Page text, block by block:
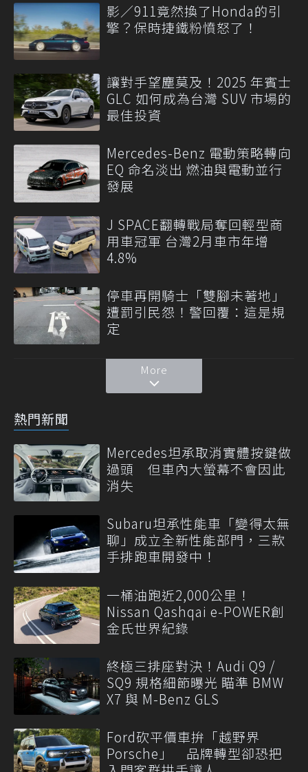
影／911竟然換了Honda的引
擎？保時捷鐵粉憤怒了！
讓對手望塵莫及！2025 年賓士
GLC 如何成為台灣 SUV 市場的
最佳投資
Mercedes-Benz 電動策略轉向
EQ 命名淡出 燃油與電動並行
發展
J SPACE翻轉戰局奪回輕型商
用車冠軍 台灣2月車市年增
4.8%
停車再開騎士「雙腳未著地」
遭罰引民怨！警回覆：這是規
定
More
熱門新聞
Mercedes坦承取消實體按鍵做
過頭 但車內大螢幕不會因此
消失
Subaru坦承性能車「變得太無
聊」成立全新性能部門，三款
手排跑車開發中！
一桶油跑近2,000公里！
Nissan Qashqai e-POWER創
金氏世界紀錄
終極三排座對決！Audi Q9 /
SQ9 規格細節曝光 瞄準 BMW
X7 與 M-Benz GLS
Ford砍平價車拚「越野界
Porsche」 品牌轉型卻恐把